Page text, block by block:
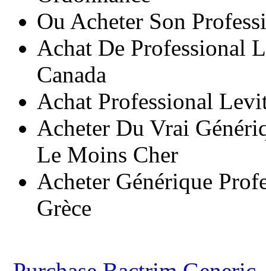
Ou Acheter Son
Achat De Professional
Canada
Achat Professional
Acheter Du Vrai
Le Moins Cher
Acheter Générique
Grèce